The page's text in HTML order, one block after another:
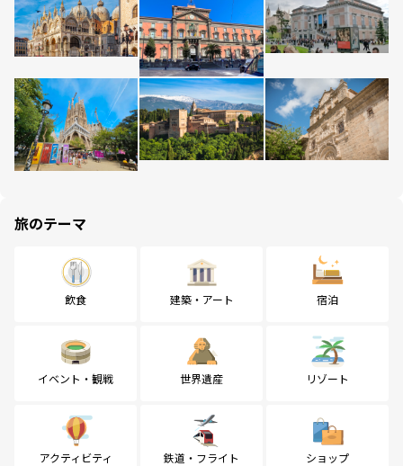
旅のテーマ
飲食 建築・アート 宿泊
イベント・観戦 世界遺産 リゾート
アクティビティ 鉄道・フライト ショップ